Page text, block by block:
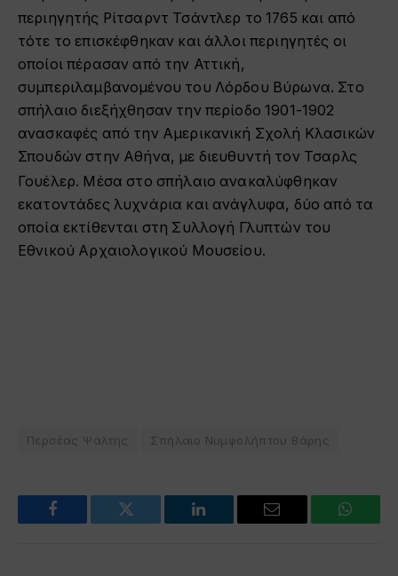
περιηγητής Ρίτσαρντ Τσάντλερ το 1765 και από
τότε το επισκέφθηκαν και άλλοι περιηγητές οι
οποίοι πέρασαν από την Αττική,
συμπεριλαμβανομένου του Λόρδου Βύρωνα. Στο
σπήλαιο διεξήχθησαν την περίοδο 1901-1902
ανασκαφές από την Αμερικανική Σχολή Κλασικών
Σπουδών στην Αθήνα, με διευθυντή τον Τσαρλς
Γουέλερ. Μέσα στο σπήλαιο ανακαλύφθηκαν
εκατοντάδες λυχνάρια και ανάγλυφα, δύο από τα
οποία εκτίθενται στη Συλλογή Γλυπτών του
Εθνικού Αρχαιολογικού Μουσείου.
Περσέας Ψάλτης Σπήλαιο Νυμφολήπτου Βάρης
Facebook Twitter LinkedIn Email